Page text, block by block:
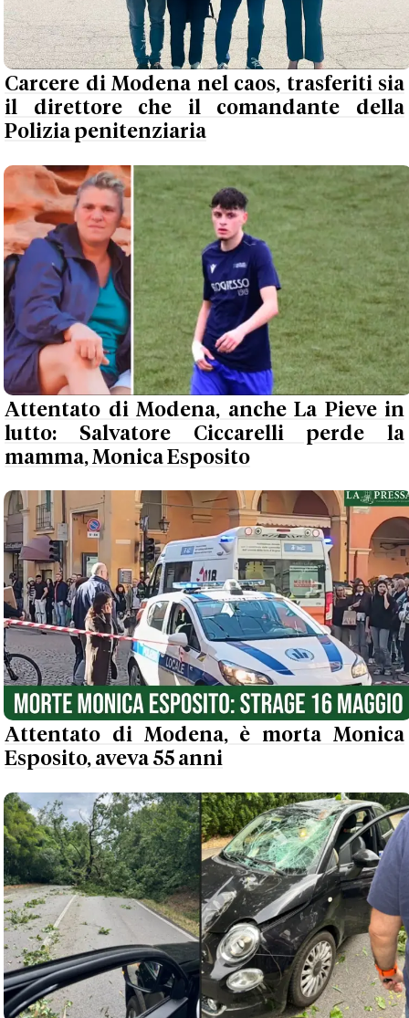
Carcere di Modena nel caos, trasferiti sia
il direttore che il comandante della
Polizia penitenziaria
Attentato di Modena, anche La Pieve in
lutto: Salvatore Ciccarelli perde la
mamma, Monica Esposito
Attentato di Modena, è morta Monica
Esposito, aveva 55 anni